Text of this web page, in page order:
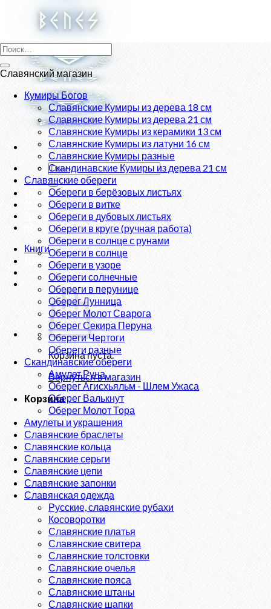
Искать:
О нас
Магазин
Новости
Контакты
Книги
Вход
Корзина пуста.
Вернуться в магазин
Корзина
Искать:
Славянский магазин
Кумиры Богов
Славянские Кумиры из дерева 18 см
Славянские Кумиры из дерева 21 см
Славянские Кумиры из керамики 13 см
Славянские Кумиры из латуни 16 см
Славянские Кумиры разные
Скандинавские Кумиры из дерева 21 см
Славянские обереги
Обереги в берёзовых листьях
Обереги в витке
Обереги в дубовых листьях
Обереги в круге (ручная работа)
Обереги в солнце с рунами
Обереги в солнце
Обереги в узоре
Обереги солнечные
Обереги в перунице
Оберег Лунница
Оберег Молот Сварога
Оберег Секира Перуна
Обереги Чертоги
Обереги разные
Скандинавские обереги
Амулет Руна
Оберег Агисхьяльм - Шлем Ужаса
Оберег Валькнут
Оберег Молот Тора
Амулеты и украшения
Славянские браслеты
Славянские кольца
Славянские серьги
Славянские цепи
Славянские запонки
Славянская одежда
Русские, славянские рубахи
Косоворотки
Славянские платья
Славянские свитера
Славянские толстовки
Славянские очелья
Славянские пояса
Славянские штаны
Славянские шапки